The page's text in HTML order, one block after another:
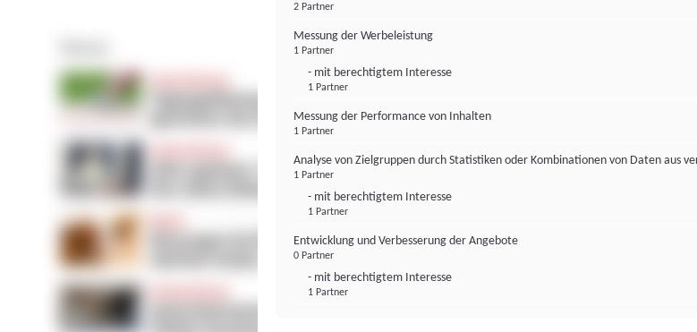
2 Partner
Messung der Werbeleistung
1 Partner
- mit berechtigtem Interesse
1 Partner
Messung der Performance von Inhalten
1 Partner
Analyse von Zielgruppen durch Statistiken oder Kombinationen von Daten aus
1 Partner
- mit berechtigtem Interesse
1 Partner
Entwicklung und Verbesserung der Angebote
0 Partner
- mit berechtigtem Interesse
1 Partner